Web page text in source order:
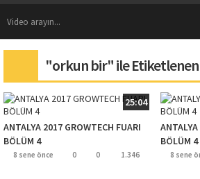
"orkun bir" ile
25:04
ANTALYA 2017 GROWTECH FUARI
BÖLÜM 4
8 sene önce 0 0 1.346
BÖLÜM 4
8 sene